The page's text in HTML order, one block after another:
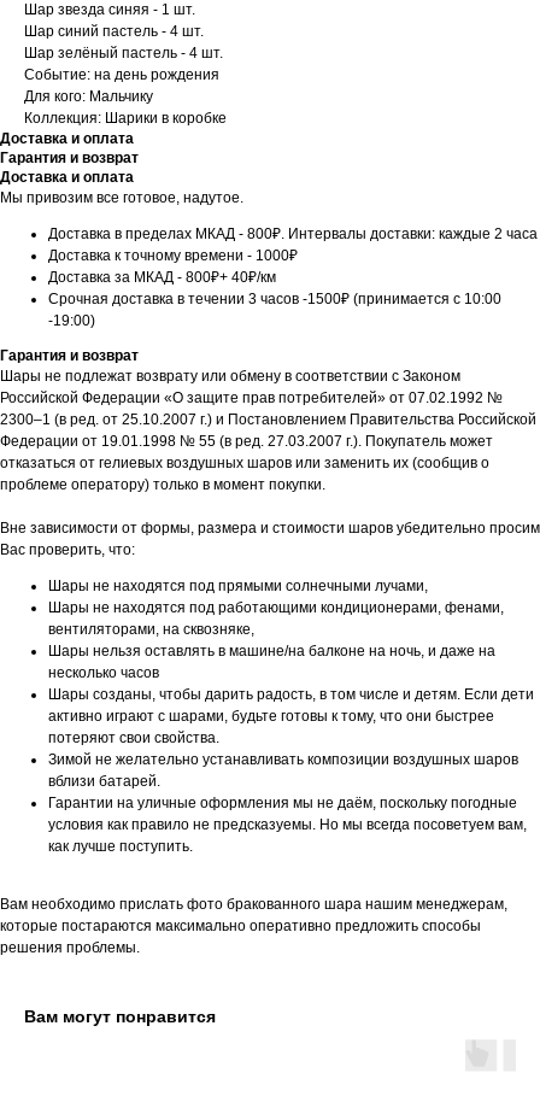
Шар звезда синяя - 1 шт.
Шар синий пастель - 4 шт.
Шар зелёный пастель - 4 шт.
Событие: на день рождения
Для кого: Мальчику
Коллекция: Шарики в коробке
Доставка и оплата
Гарантия и возврат
Доставка и оплата
Мы привозим все готовое, надутое.
Доставка в пределах МКАД - 800₽. Интервалы доставки: каждые 2 часа
Доставка к точному времени - 1000₽
Доставка за МКАД - 800₽+ 40₽/км
Срочная доставка в течении 3 часов -1500₽ (принимается с 10:00
-19:00)
Гарантия и возврат
Шары не подлежат возврату или обмену в соответствии с Законом
Российской Федерации «О защите прав потребителей» от 07.02.1992 №
2300–1 (в ред. от 25.10.2007 г.) и Постановлением Правительства Российской
Федерации от 19.01.1998 № 55 (в ред. 27.03.2007 г.). Покупатель может
отказаться от гелиевых воздушных шаров или заменить их (сообщив о
проблеме оператору) только в момент покупки.
Вне зависимости от формы, размера и стоимости шаров убедительно просим
Вас проверить, что:
Шары не находятся под прямыми солнечными лучами,
Шары не находятся под работающими кондиционерами, фенами,
вентиляторами, на сквозняке,
Шары нельзя оставлять в машине/на балконе на ночь, и даже на
несколько часов
Шары созданы, чтобы дарить радость, в том числе и детям. Если дети
активно играют с шарами, будьте готовы к тому, что они быстрее
потеряют свои свойства.
Зимой не желательно устанавливать композиции воздушных шаров
вблизи батарей.
Гарантии на уличные оформления мы не даём, поскольку погодные
условия как правило не предсказуемы. Но мы всегда посоветуем вам,
как лучше поступить.
Вам необходимо прислать фото бракованного шара нашим менеджерам,
которые постараются максимально оперативно предложить способы
решения проблемы.
Вам могут понравится